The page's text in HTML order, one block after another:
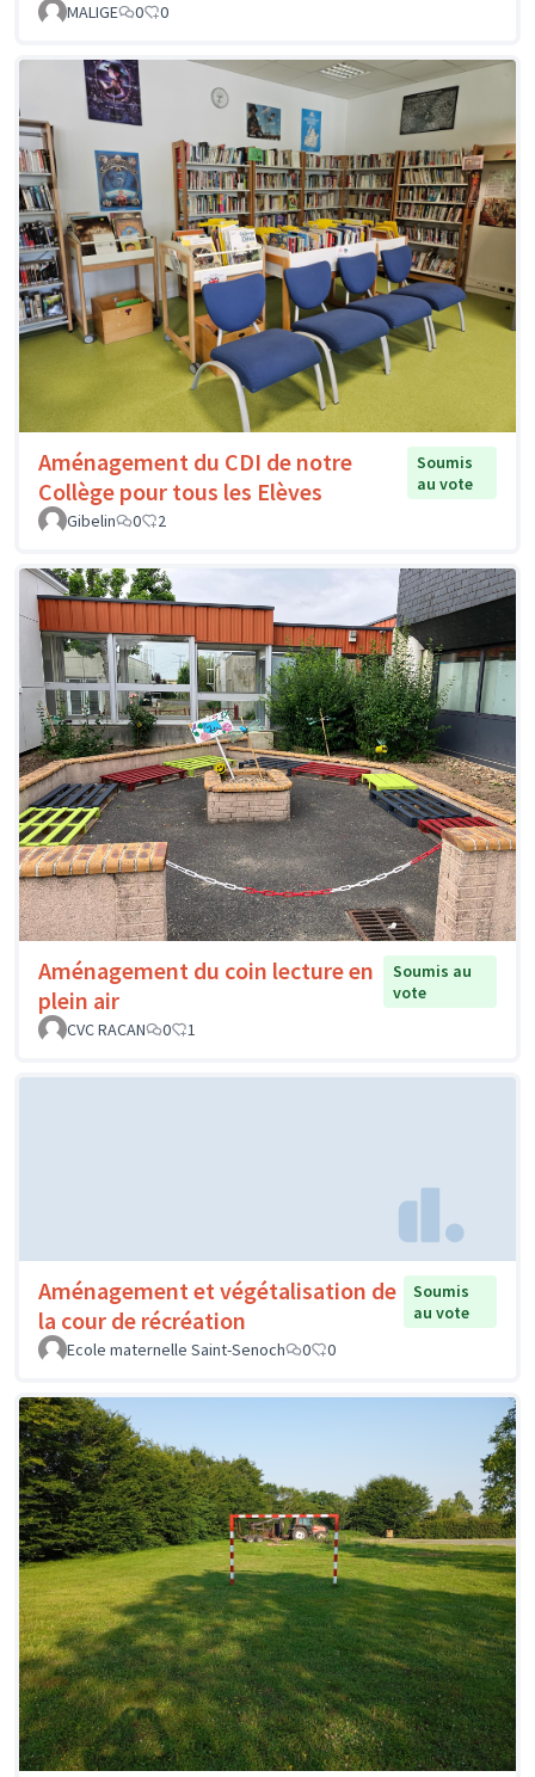
MALIGE 0 0
Aménagement du CDI de notre
Collège pour tous les Elèves
Soumis
au vote
Gibelin
0 2
Aménagement du coin lecture en
plein air
Soumis au
vote
CVC RACAN
0 1
Aménagement et végétalisation de
la cour de récréation
Soumis
au vote
Ecole maternelle Saint-Senoch
0 0